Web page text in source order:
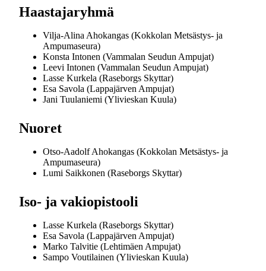
Haastajaryhmä
Vilja-Alina Ahokangas (Kokkolan Metsästys- ja
Ampumaseura)
Konsta Intonen (Vammalan Seudun Ampujat)
Leevi Intonen (Vammalan Seudun Ampujat)
Lasse Kurkela (Raseborgs Skyttar)
Esa Savola (Lappajärven Ampujat)
Jani Tuulaniemi (Ylivieskan Kuula)
Nuoret
Otso-Aadolf Ahokangas (Kokkolan Metsästys- ja
Ampumaseura)
Lumi Saikkonen (Raseborgs Skyttar)
Iso- ja vakiopistooli
Lasse Kurkela (Raseborgs Skyttar)
Esa Savola (Lappajärven Ampujat)
Marko Talvitie (Lehtimäen Ampujat)
Sampo Voutilainen (Ylivieskan Kuula)